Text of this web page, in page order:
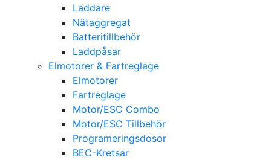
Laddare
Nätaggregat
Batteritillbehör
Laddpåsar
Elmotorer & Fartreglage
Elmotorer
Fartreglage
Motor/ESC Combo
Motor/ESC Tillbehör
Programeringsdosor
BEC-Kretsar